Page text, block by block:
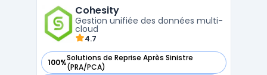
sécurisé, inventaire, alerting et reporting
pour ...
Cohesity
Gestion unifiée des données multi-
cloud
4.7
100%Solutions de Reprise Après Sinistre
(PRA/PCA)
— voir Cohesity dans cette catégorie